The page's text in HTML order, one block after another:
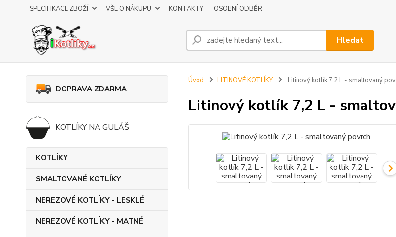
SPECIFIKACE ZBOŽÍ VŠE O NÁKUPU KONTAKTY OSOBNÍ ODBĚR
Hledat
DOPRAVA ZDARMA
KOTLÍKY NA GULÁŠ
KOTLÍKY
SMALTOVANÉ KOTLÍKY
NEREZOVÉ KOTLÍKY - LESKLÉ
NEREZOVÉ KOTLÍKY - MATNÉ
Úvod LITINOVÉ KOTLÍKY Litinový kotlík 7,2 L - smaltovaný
Litinový kotlík 7,2 L -